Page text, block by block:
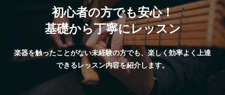
初心者の方でも安心！
基礎から丁寧にレッスン
楽器を触ったことがない未経験の方でも、楽しく効率よく上達
できるレッスン内容を紹介します。